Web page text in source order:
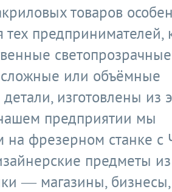
товаров
тех предпринимателей,
светопрозрачные
сложные или объёмные
изготовлены из
предприятии мы
на фрезерном станке с
предметы из
— магазины, бизнесы,